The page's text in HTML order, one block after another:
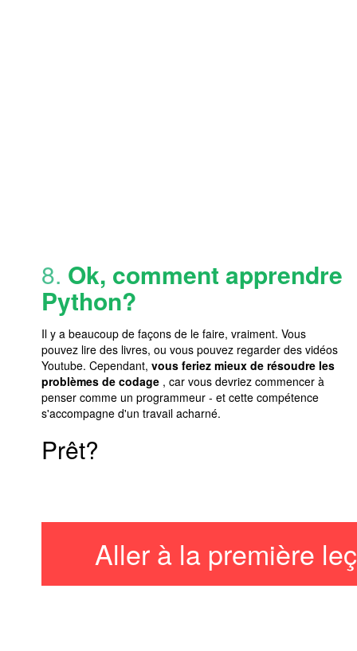
8. Ok, comment apprendre
Python?
Il y a beaucoup de façons de le faire, vraiment. Vous
pouvez lire des livres, ou vous pouvez regarder des vidéos
Youtube. Cependant,vous feriez mieux de résoudre les
problèmes de codage , car vous devriez commencer à
penser comme un programmeur - et cette compétence
s'accompagne d'un travail acharné.
Prêt?
Aller à la première